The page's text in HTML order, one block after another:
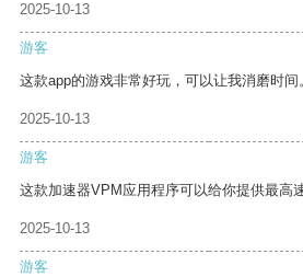
2025-10-13
游客
这款app的游戏非常好玩，可以让我消磨时间
2025-10-13
游客
这款加速器VPM应用程序可以给你提供最高
2025-10-13
游客